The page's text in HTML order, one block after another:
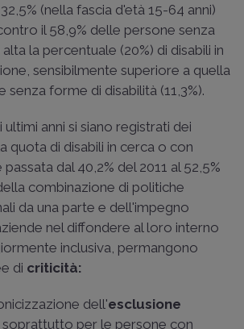
(nella fascia d'età 15-64 anni)
il 58,9% delle persone senza
la percentuale (20%) di disabili in
sensibilmente superiore a quella
forme di disabilità (11,3%).
anni si siano registrati dei
quota di disabili in cerca o con
dal 40,2% del 2011 al 52,5%
combinazione di politiche
da una parte e dell'impegno
nel diffondere al loro interno
inclusiva, permangono
di criticità:
dell'esclusione
, soprattutto per le persone con